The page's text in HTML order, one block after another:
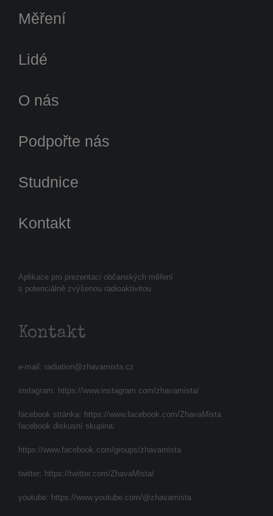
Aplikace pro prezentaci občanských měření
s potenciálně zvýšenou radioaktivitou.
Kontakt
e-mail: radiation@zhavamista.cz
instagram: https://www.instagram.com/zhavamista/
facebook stránka: https://www.facebook.com/ZhavaMista
facebook diskusní skupina:
https://www.facebook.com/groups/zhavamista
twitter: https://twitter.com/ZhavaMista/
youtube: https://www.youtube.com/@zhavamista
Měření
Lidé
O nás
Podpořte nás
Studnice
Kontakt